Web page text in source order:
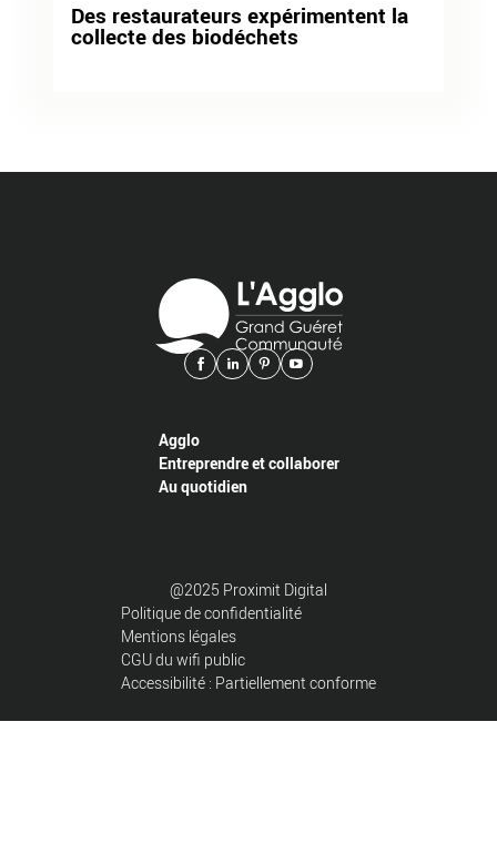
Des restaurateurs expérimentent la
collecte des biodéchets
Agglo
Entreprendre et collaborer
Au quotidien
@2025 Proximit Digital
Politique de confidentialité
Mentions légales
CGU du wifi public
Accessibilité : Partiellement conforme